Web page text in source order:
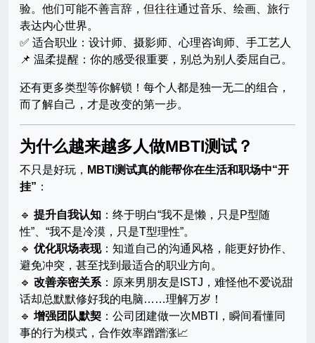
验。他们可能不善言辞，但往往通过音乐、绘画、旅行
表达内心世界。
✅ 适合职业：设计师、摄影师、心理咨询师、手工艺人
📌 温柔提醒：你的感受很重要，别总为别人委屈自己。
还有更多类型等你解锁！每个人都是独一无二的组合，
而了解自己，才是改变的第一步。
为什么越来越多人做MBTI测试？
不只是好玩， MBTI测试真的能帮你在生活和职场中“开
挂” ：
🔹 提升自我认知 ：终于明白“我不是懒，只是P型随
性”、“我不是冷漠，只是T型理性”。
🔹 优化职场表现：知道自己的沟通风格，能更好协作、
避免冲突，甚至找到最适合的职业方向。
🔹 改善亲密关系 ：原来男朋友是ISTJ，难怪他不爱说甜
话却总默默修好我的电脑……理解万岁！
🔹 增强团队默契 ：公司团建做一次MBTI，瞬间看懂同
事的行为模式，合作效率蹭蹭涨📈